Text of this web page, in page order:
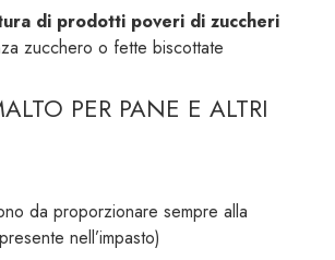
di prodotti poveri di zuccheri
zucchero o fette biscottate
PER PANE E ALTRI
da proporzionare sempre alla
nell’impasto)